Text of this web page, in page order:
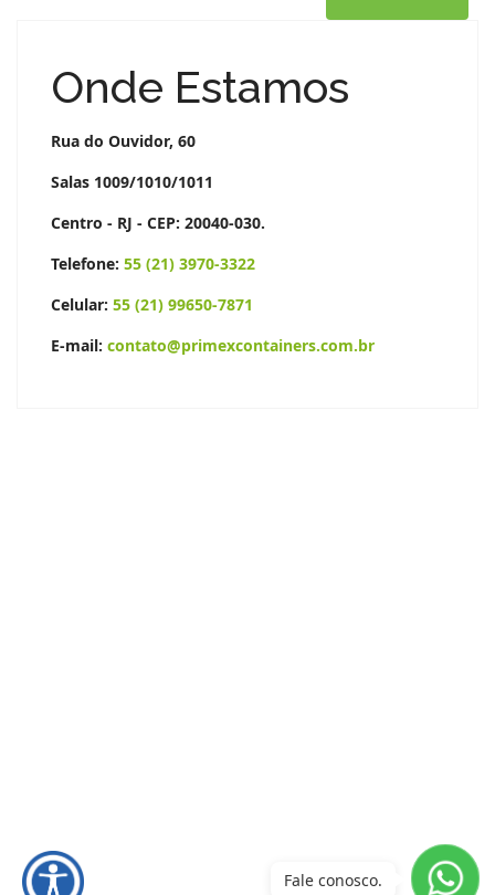
Onde Estamos
Rua do Ouvidor, 60
Salas 1009/1010/1011
Centro - RJ - CEP: 20040-030.
Telefone: 55 (21) 3970-3322
Celular: 55 (21) 99650-7871
E-mail: contato@primexcontainers.com.br
Fale conosco.